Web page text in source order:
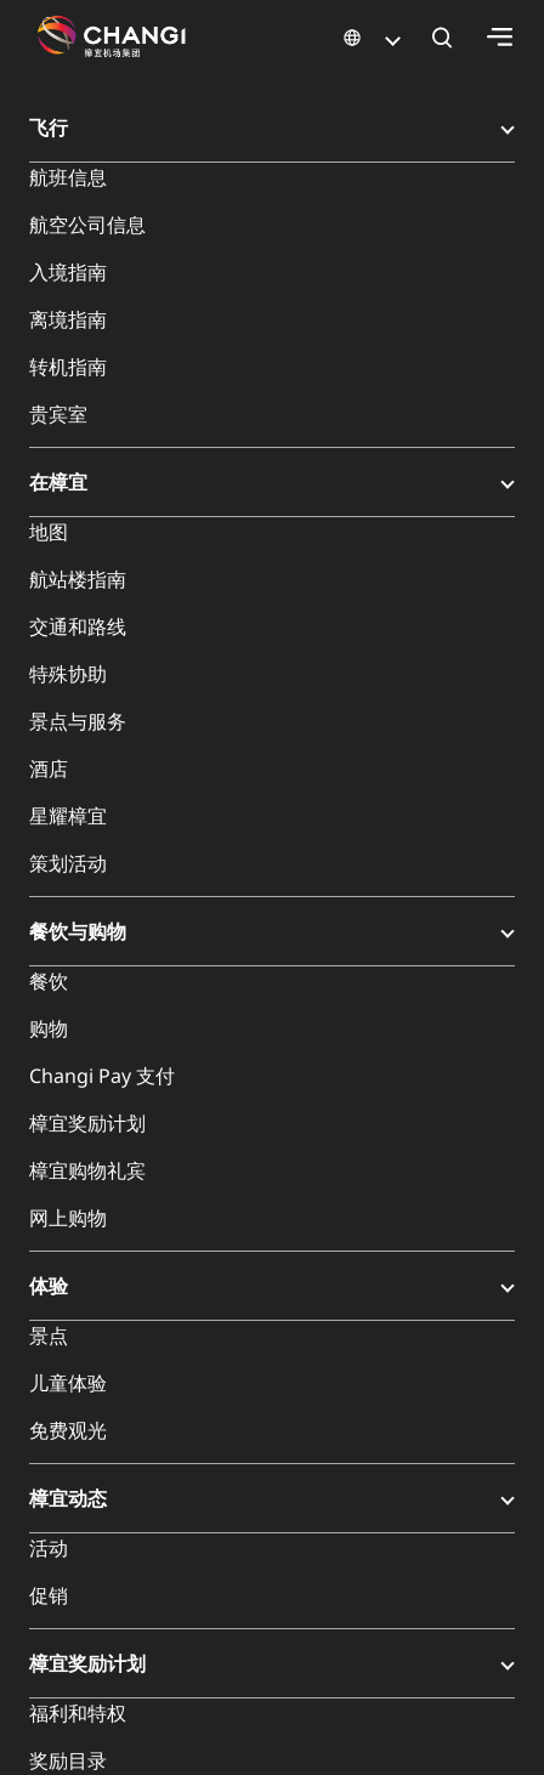
有
宜
网
选
语
言:
樟宜机场 樟宜机场餐饮与购物 樟宜机场购物指南 购物详情
飞行
航班信息
航空公司信息
入境指南
离境指南
转机指南
贵宾室
在樟宜
地图
航站楼指南
交通和路线
特殊协助
景点与服务
酒店
星耀樟宜
策划活动
餐饮与购物
餐饮
购物
Changi Pay 支付
樟宜奖励计划
樟宜购物礼宾
网上购物
体验
景点
儿童体验
免费观光
樟宜动态
活动
促销
樟宜奖励计划
福利和特权
奖励目录